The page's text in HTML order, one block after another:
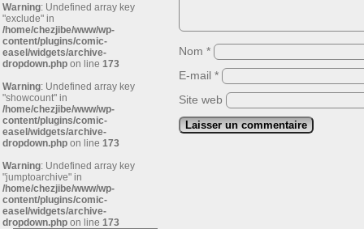
Warning: Undefined array key
"exclude" in
/home/chezjibe/www/wp-
content/plugins/comic-
easel/widgets/archive-
dropdown.php on line 173
Warning: Undefined array key
"showcount" in
/home/chezjibe/www/wp-
content/plugins/comic-
easel/widgets/archive-
dropdown.php on line 173
Warning: Undefined array key
"jumptoarchive" in
/home/chezjibe/www/wp-
content/plugins/comic-
easel/widgets/archive-
dropdown.php on line 173
Nom *
E-mail *
Site web